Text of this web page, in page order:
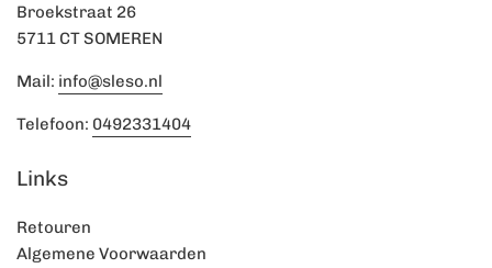
Broekstraat 26
5711 CT SOMEREN
Mail: info@sleso.nl
Telefoon: 0492331404
Links
Retouren
Algemene Voorwaarden